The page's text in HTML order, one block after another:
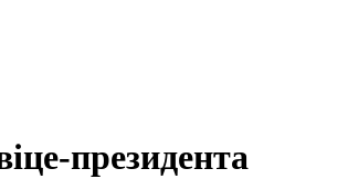
президента